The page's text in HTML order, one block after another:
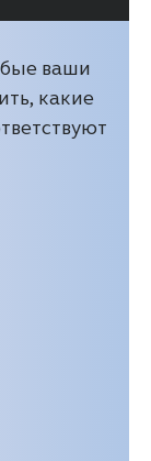
ваши
какие